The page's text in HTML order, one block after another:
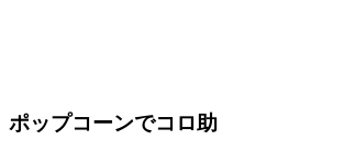
ポップコーンでコロ助